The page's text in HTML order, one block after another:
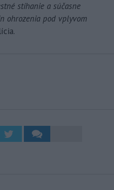
stíhanie a súčasne
ohrozenia pod vplyvom